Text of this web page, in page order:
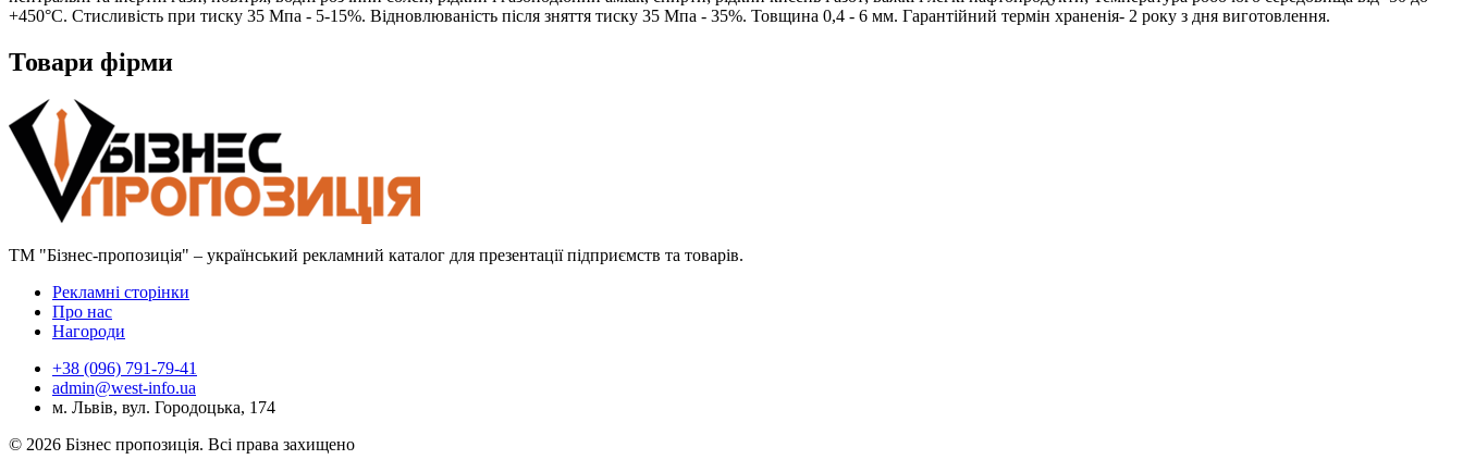
+450°С. Стисливість при тиску 35 Мпа - 5-15%. Відновлюваність після зняття тиску 35 Мпа - 35%. Товщина 0,4 - 6 мм. Гарантійний термін храненія- 2 року з дня виготовлення.
Товари фірми
ТМ "Бізнес-пропозиція" – український рекламний каталог для презентації підприємств та товарів.
Рекламні сторінки
Про нас
Нагороди
+38 (096) 791-79-41
admin@west-info.ua
м. Львів, вул. Городоцька, 174
© 2026 Бізнес пропозиція. Всі права захищено